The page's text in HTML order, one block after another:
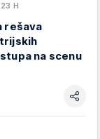
H
rešava
na scenu